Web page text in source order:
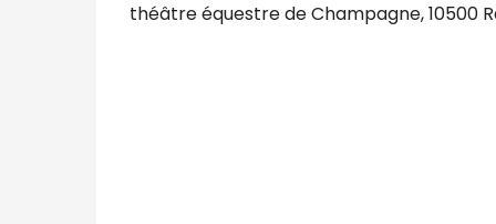
théâtre équestre de Champagne, 10500